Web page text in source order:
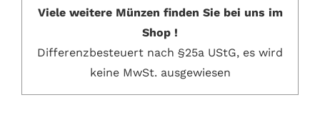
Viele weitere Münzen finden Sie bei uns im
Shop !
Differenzbesteuert nach §25a UStG, es wird
keine MwSt. ausgewiesen